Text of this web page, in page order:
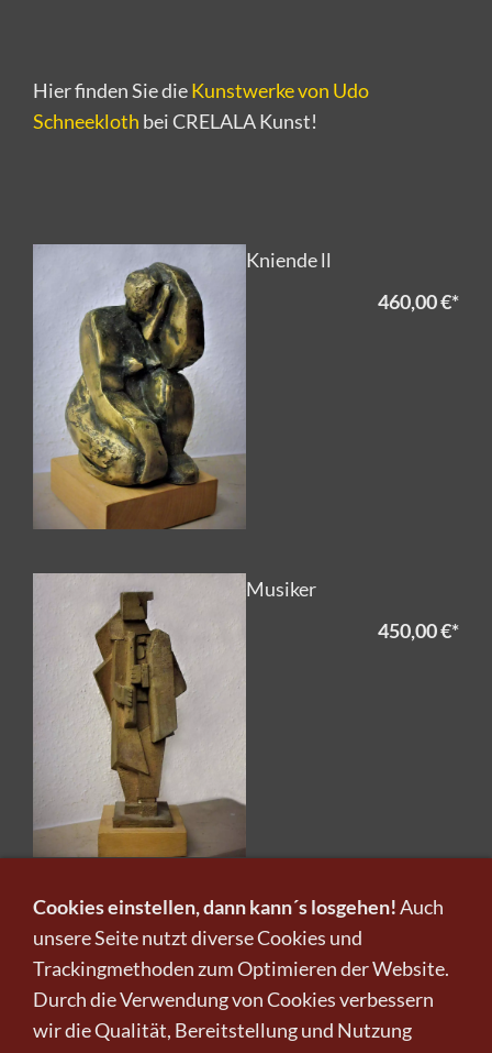
Hier finden Sie dieKunstwerke von Udo
Schneekloth bei CRELALA Kunst!
Kniende ll
460,00 €*
Musiker
450,00 €*
Harlekin
450,00 €
Cookies einstellen, dann kann´s losgehen!Auch
unsere Seite nutzt diverse Cookies und
Trackingmethoden zum Optimieren der Website.
Durch die Verwendung von Cookies verbessern
wir die Qualität, Bereitstellung und Nutzung